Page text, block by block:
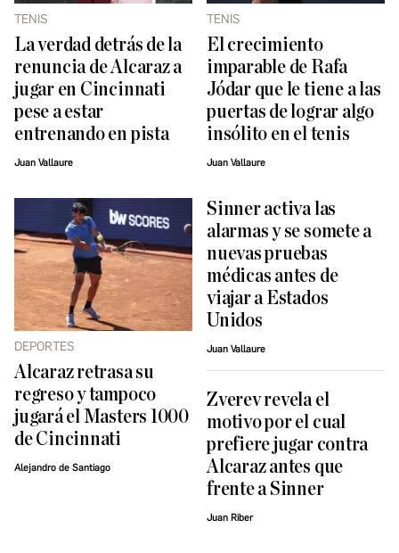
TENIS
La verdad detrás de la
renuncia de Alcaraz a
jugar en Cincinnati
pese a estar
entrenando en pista
Juan Vallaure
TENIS
El crecimiento
imparable de Rafa
Jódar que le tiene a las
puertas de lograr algo
insólito en el tenis
Juan Vallaure
DEPORTES
Alcaraz retrasa su
regreso y tampoco
jugará el Masters 1000
de Cincinnati
Alejandro de Santiago
Sinner activa las
alarmas y se somete a
nuevas pruebas
médicas antes de
viajar a Estados
Unidos
Juan Vallaure
Zverev revela el
motivo por el cual
prefiere jugar contra
Alcaraz antes que
frente a Sinner
Juan Riber